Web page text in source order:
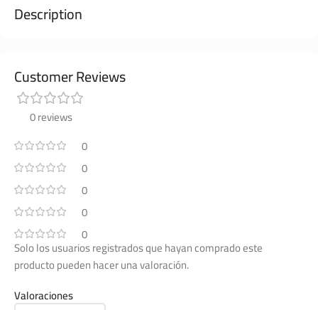
Description
Customer Reviews
0 reviews
0
0
0
0
0
Valoraciones
Solo los usuarios registrados que hayan comprado este
producto pueden hacer una valoración.